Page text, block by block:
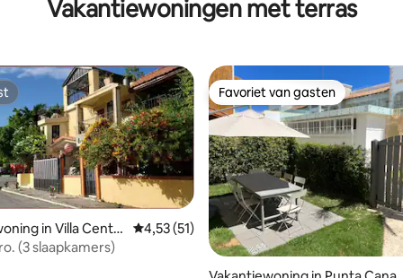
rust
Vakantiewoningen met terras
in Villa Centra
Gemiddelde beoordeling van 4,53 op 5, 51
4,53 (51)
(3 slaapkamers)
Favoriet van gasten
Favoriet van gasten